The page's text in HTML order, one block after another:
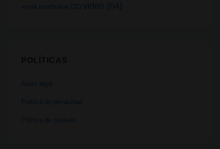
venta marihuana (32) video (64)
Aviso legal
Política de privacidad
Política de cookies